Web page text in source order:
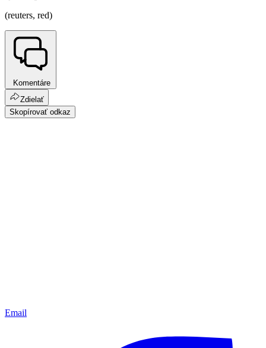
(reuters, red)
Komentáre
Zdielať
Skopírovať odkaz
Email